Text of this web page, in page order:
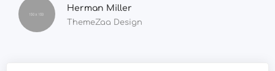
Herman Miller
ThemeZaa Design